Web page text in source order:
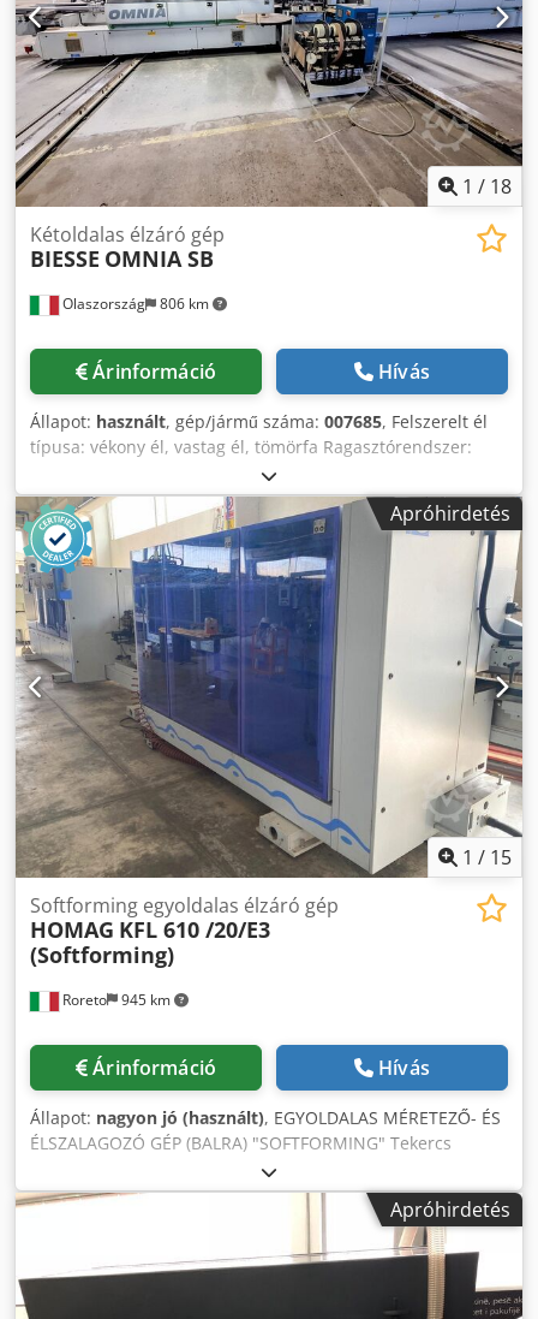
1 / 18
Olaszország 806 km
Kétoldalas élzáró gép
BIESSE OMNIA SB
Árinformáció Hívás
Állapot: használt, gép/jármű száma: 007685, Felszerelt él
típusa: vékony él, vastag él, tömörfa Ragasztórendszer:
PUR Credpfey Nkqfox Acfof Multifunkciós egység: igen
Éllemezőgép: 1-es és 2-es gép Panel maximális szélessége:
3200 mm Munkafejek, jobb oldal: 15 db Munkafejek, bal
oldal: 15 db
Apróhirdetés
1 / 15
Roreto 945 km
Softforming egyoldalas élzáró gép
HOMAG KFL 610 /20/E3
(Softforming)
Árinformáció Hívás
Állapot: nagyon jó (használt), EGYOLDALAS MÉRETEZŐ- ÉS
ÉLSZALAGOZÓ GÉP (BALRA) "SOFTFORMING" Tekercs
anyaga (élek) Vastagság (min/max) mm 0.4 / 3
Panelvastagság (min/max) mm 8 / 60 Vezérlés /szoftver PC
22 / WoodCommander Előfutási sebesség (állítható) m/min
10 - 40 Az aggregátumtartó oldalirányú beállítása
manuálisan mm 30 - 80 FORMÁTUMFELDOLGOZÁS:
Permetező berendezés (folyékony tapadásmentes
Apróhirdetés